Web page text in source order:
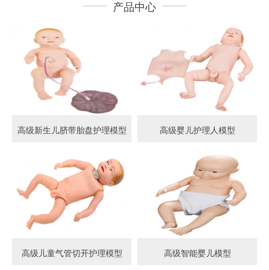
产品中心
高级新生儿脐带胎盘护理模型 高级婴儿护理人模型
高级儿童气管切开护理模型 高级智能婴儿模型